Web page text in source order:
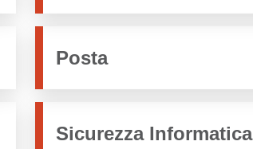
Posta
Sicurezza Informatica